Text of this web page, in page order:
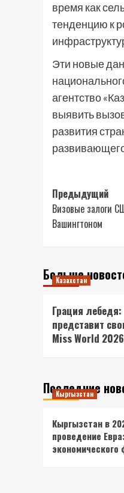
время как
тенденцию к
Эти новые
агентство
выявить
развития
Навигация
записи
Предыдущий
Визовые залоги
Вашингтоном
Больше
Казахстан
Грация лебедя:
представит
Miss World 2026
Последние
Кыргызстан
Кыргызстан в
проведение
экономического